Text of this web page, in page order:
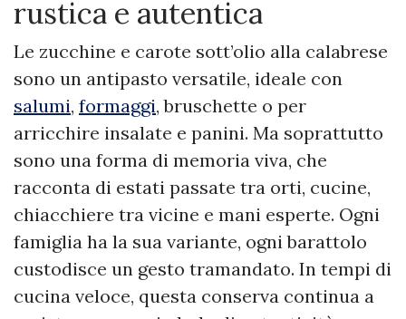
rustica e autentica
Le zucchine e carote sott’olio alla calabrese
sono un antipasto versatile, ideale con
salumi, formaggi, bruschette o per
arricchire insalate e panini. Ma soprattutto
sono una forma di memoria viva, che
racconta di estati passate tra orti, cucine,
chiacchiere tra vicine e mani esperte. Ogni
famiglia ha la sua variante, ogni barattolo
custodisce un gesto tramandato. In tempi di
cucina veloce, questa conserva continua a